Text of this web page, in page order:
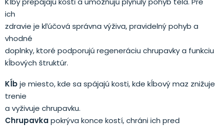
ich
zdravie je kľúčová správna výživa, pravidelný pohyb a
vhodné
doplnky, ktoré podporujú regeneráciu chrupavky a funkciu
kĺbových štruktúr.
Kĺb je miesto, kde sa spájajú kosti, kde kĺbový maz znižuje
trenie
a vyživuje chrupavku.
Chrupavka pokrýva konce kostí, chráni ich pred